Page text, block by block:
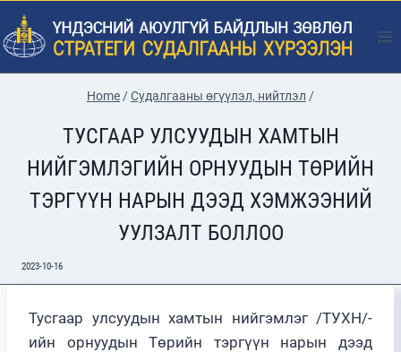
Skip
to
content
Home/Судалгааны өгүүлэл, нийтлэл /
ТУСГААР УЛСУУДЫН ХАМТЫН
НИЙГЭМЛЭГИЙН ОРНУУДЫН ТӨРИЙН
ТЭРГҮҮН НАРЫН ДЭЭД ХЭМЖЭЭНИЙ
УУЛЗАЛТ БОЛЛОО
2023-10-16
Тусгаар улсуудын хамтын нийгэмлэг /ТУХН/-
ийн орнуудын Төрийн тэргүүн нарын дээд